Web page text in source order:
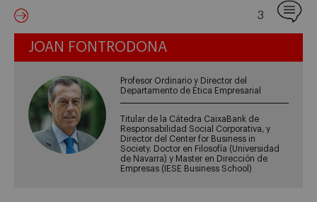
3
JOAN FONTRODONA
Profesor Ordinario y Director del
Departamento de Ética Empresarial
Titular de la Cátedra CaixaBank de
Responsabilidad Social Corporativa, y
Director del Center for Business in
Society. Doctor en Filosofía (Universidad
de Navarra) y Master en Dirección de
Empresas (IESE Business School)